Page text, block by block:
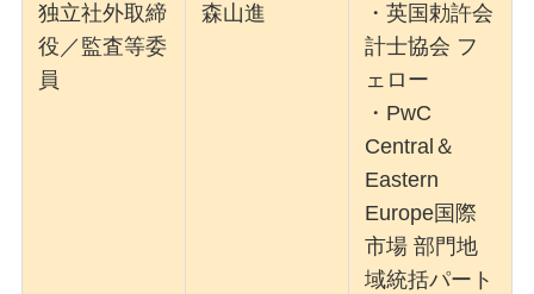
独立社外取締
役／監査等委
員
森山進
・英国勅許会
計士協会 フ
ェロー
・PwC
Central＆
Eastern
Europe国際
市場 部門地
域統括パート